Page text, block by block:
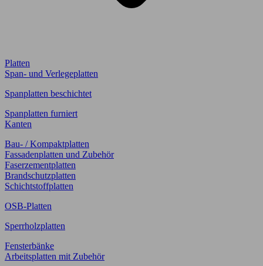
Platten
Span- und Verlegeplatten
Spanplatten beschichtet
Spanplatten furniert
Kanten
Bau- / Kompaktplatten
Fassadenplatten und Zubehör
Faserzementplatten
Brandschutzplatten
Schichtstoffplatten
OSB-Platten
Sperrholzplatten
Fensterbänke
Arbeitsplatten mit Zubehör